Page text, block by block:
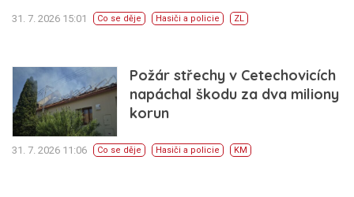
31. 7. 2026 15:01 Co se děje Hasiči a policie ZL
Požár střechy v Cetechovicích
napáchal škodu za dva miliony
korun
31. 7. 2026 11:06 Co se děje Hasiči a policie KM